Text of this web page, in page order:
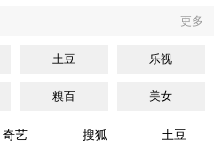
更多
土豆 乐视
糗百 美女
奇艺 搜狐 土豆